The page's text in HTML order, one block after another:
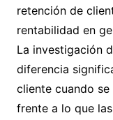
retención de
rentabilidad en
La investigación
diferencia
cliente cuando
frente a lo que